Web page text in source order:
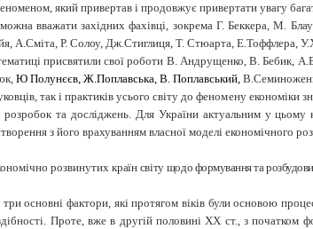
який привертав і продовжує привертати увагу
вважати західних фахівці, зокрема Г. Беккера, М.
А.Сміта, Р. Солоу, Дж.Стиглиця, Т. Стюарта, Е.Тоффлера,
тематиці присвятили свої роботи В. Андрущенко, В.
Ю Полунєєв, Ж.Поплавська, В. Поплавський,
так і практиків усього світу до феномену
та досліджень. Для України актуальним у
з його врахуванням власної моделі економічного
розвинутих країн світу щодо формування та розбудови
основні фактори, які протягом віків були основою
Проте, вже в другій половині ХХ ст., з початком